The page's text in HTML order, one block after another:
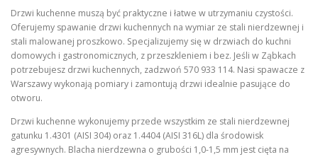
Drzwi kuchenne muszą być praktyczne i łatwe w utrzymaniu czystości.
Oferujemy spawanie drzwi kuchennych na wymiar ze stali nierdzewnej i
stali malowanej proszkowo. Specjalizujemy się w drzwiach do kuchni
domowych i gastronomicznych, z przeszkleniem i bez. Jeśli w Ząbkach
potrzebujesz drzwi kuchennych, zadzwoń 570 933 114. Nasi spawacze z
Warszawy wykonają pomiary i zamontują drzwi idealnie pasujące do
otworu.
Drzwi kuchenne wykonujemy przede wszystkim ze stali nierdzewnej
gatunku 1.4301 (AISI 304) oraz 1.4404 (AISI 316L) dla środowisk
agresywnych. Blacha nierdzewna o grubości 1,0-1,5 mm jest cięta na